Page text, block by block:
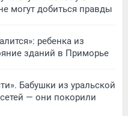
могут добиться правды
ребенка из
зданий в Приморье
Бабушки из уральской
— они покорили